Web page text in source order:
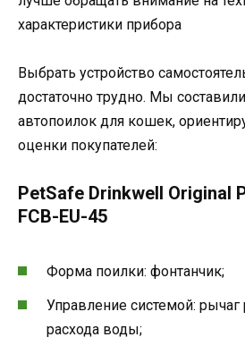
характеристики прибора
Выбрать устройство
достаточно трудно. Мы
автопоилок для кошек,
оценки покупателей:
PetSafe Drinkwell Original
FCB-EU-45
Форма поилки: фонтанчик;
Управление системой: рычаг
расхода воды;